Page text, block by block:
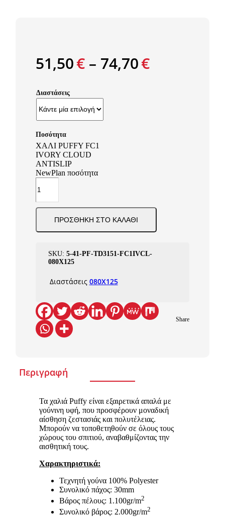
51,50€– 74,70€
Διαστάσεις
ΧΑΛΙ PUFFY FC1
IVORY CLOUD
ANTISLIP
NewPlan ποσότητα
ΠΡΟΣΘΉΚΗ ΣΤΟ ΚΑΛΆΘΙ
SKU: 5-41-PF-TD3151-FC1IVCL-
080X125
Διαστάσεις 080X125
Share
Περιγραφή
Τα χαλιά Puffy είναι εξαιρετικά απαλά με
γούνινη υφή, που προσφέρουν μοναδική
αίσθηση ζεστασιάς και πολυτέλειας.
Μπορούν να τοποθετηθούν σε όλους τους
χώρους του σπιτιού, αναβαθμίζοντας την
αισθητική τους.
Χαρακτηριστικά:
Τεχνητή γούνα 100% Polyester
Συνολικό πάχος: 30mm
Βάρος πέλους: 1.100gr/m2
Συνολικό βάρος: 2.000gr/m2